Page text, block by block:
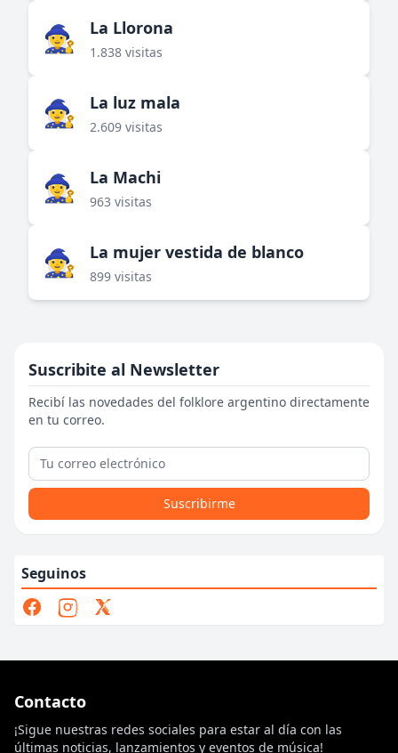
🧙‍♀️ La Llorona
1.838 visitas
🧙‍♀️ La luz mala
2.609 visitas
🧙‍♀️ La Machi
963 visitas
🧙‍♀️ La mujer vestida de blanco
899 visitas
Suscribite al Newsletter
Recibí las novedades del folklore argentino directamente
en tu correo.
Suscribirme
Seguinos
Contacto
¡Sigue nuestras redes sociales para estar al día con las
últimas noticias, lanzamientos y eventos de música!